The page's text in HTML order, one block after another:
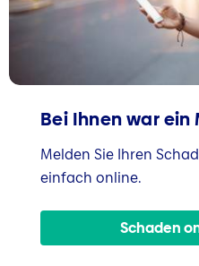
Bei Ihnen war ein
Melden Sie Ihren
einfach online.
Schaden